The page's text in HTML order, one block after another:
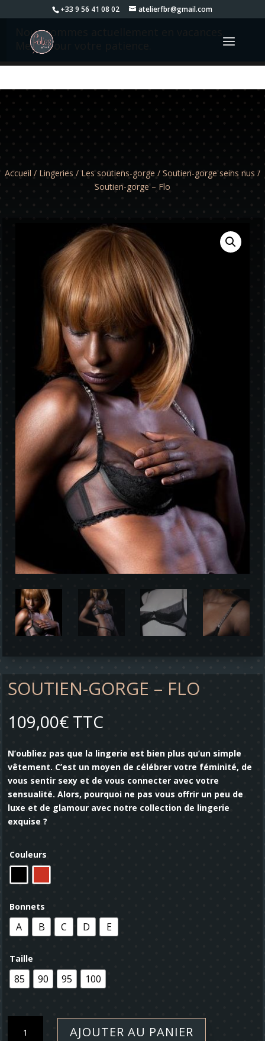
+33 9 56 41 08 02 atelierfbr@gmail.com
Nous sommes actuellement en vacances.
Merci pour votre patience.
Accueil / Lingeries / Les soutiens-gorge / Soutien-gorge seins nus /
Soutien-gorge – Flo
SOUTIEN-GORGE – FLO
109,00€ TTC
N’oubliez pas que la lingerie est bien plus qu’un simple
vêtement. C’est un moyen de célébrer votre féminité, de
vous sentir sexy et de vous connecter avec votre
sensualité. Alors, pourquoi ne pas vous offrir un peu de
luxe et de glamour avec notre collection de lingerie
exquise ?
Couleurs
Bonnets
A B C D E
Taille
85 90 95 100
AJOUTER AU PANIER